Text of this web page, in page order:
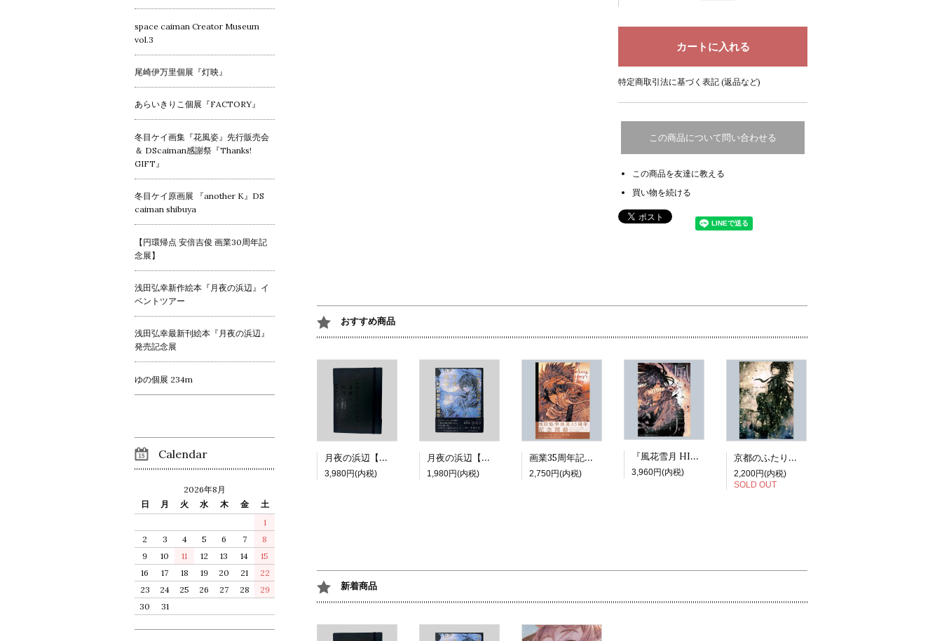
特定商取引法に基づく表記 (返品など)
この商品について問い合わせる
この商品を友達に教える
買い物を続ける
おすすめ商品
月夜の浜辺【特装版】
3,980円(内税)
月夜の浜辺【通常版】
1,980円(内税)
画業35周年記念展図録『The Long Journey's Diary | A COMIC』
2,750円(内税)
『風花雪月 HIROYUKI ASADA TEZUKA ALBUM』
3,960円(内税)
京都のふたり展図録『虹niji』
2,200円(内税)
SOLD OUT
新着商品
space caiman Creator Museum
vol.3
尾崎伊万里個展『灯映』
あらいきりこ個展『FACTORY』
冬目ケイ画集『花風姿』先行販売会
＆ DScaiman感謝祭『Thanks!
GIFT』
冬目ケイ原画展 『another K』DS
caiman shibuya
【円環帰点 安倍吉俊 画業30周年記
念展】
浅田弘幸新作絵本『月夜の浜辺』イ
ベントツアー
浅田弘幸最新刊絵本『月夜の浜辺』
発売記念展
ゆの個展 234m
Calendar
2026年8月
日
月 火 水 木 金
土
1
2
3 4 5 6 7
8
9
10 11 12 13 14
15
16
17 18 19 20 21
22
23
24 25 26 27 28
29
30
31